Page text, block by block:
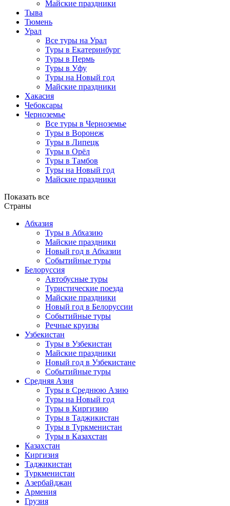
Майские праздники
Тыва
Тюмень
Урал
Все туры на Урал
Туры в Екатеринбург
Туры в Пермь
Туры в Уфу
Туры на Новый год
Майские праздники
Хакасия
Чебоксары
Черноземье
Все туры в Черноземье
Туры в Воронеж
Туры в Липецк
Туры в Орёл
Туры в Тамбов
Туры на Новый год
Майские праздники
Показать все
Страны
Абхазия
Туры в Абхазию
Майские праздники
Новый год в Абхазии
Событийные туры
Белоруссия
Автобусные туры
Туристические поезда
Майские праздники
Новый год в Белоруссии
Событийные туры
Речные круизы
Узбекистан
Туры в Узбекистан
Майские праздники
Новый год в Узбекистане
Событийные туры
Средняя Азия
Туры в Среднюю Азию
Туры на Новый год
Туры в Киргизию
Туры в Таджикистан
Туры в Туркменистан
Туры в Казахстан
Казахстан
Киргизия
Таджикистан
Туркменистан
Азербайджан
Армения
Грузия